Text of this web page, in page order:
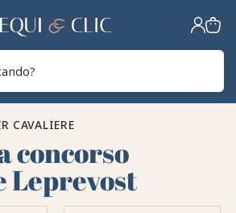
Casa
CAVALIERE
concorso
Leprevost